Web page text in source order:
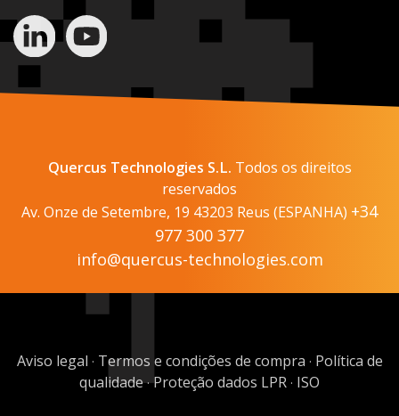
Quercus Technologies S.L. Todos os direitos
reservados
Av. Onze de Setembre, 19 43203 Reus (ESPANHA) +34
977 300 377
info@quercus-technologies.com
Aviso legal · Termos e condições de compra · Política de
qualidade·Proteção dados LPR · ISO